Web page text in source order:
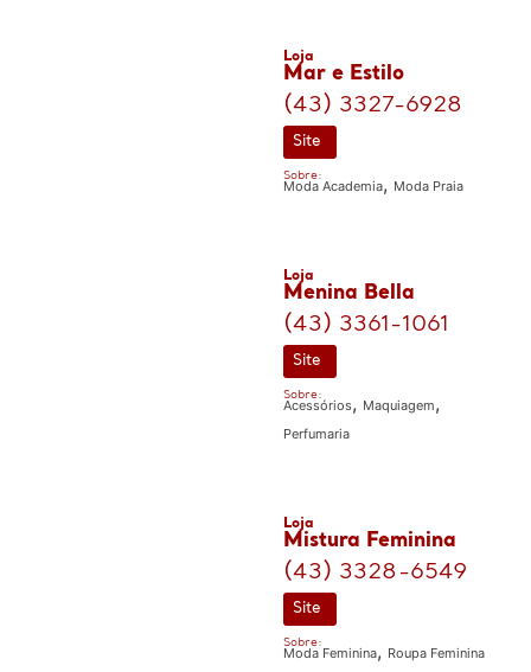
Loja
Mar e Estilo
(43) 3327-6928
Site
Sobre:
Moda Academia, Moda Praia
Loja
Menina Bella
(43) 3361-1061
Site
Sobre:
Acessórios, Maquiagem,
Perfumaria
Loja
Mistura Feminina
(43) 3328-6549
Site
Sobre:
Moda Feminina, Roupa Feminina